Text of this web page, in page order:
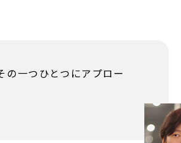
の一つひとつにアプロー